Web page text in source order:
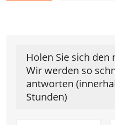
Holen Sie sich den
Wir werden so
antworten
Stunden)